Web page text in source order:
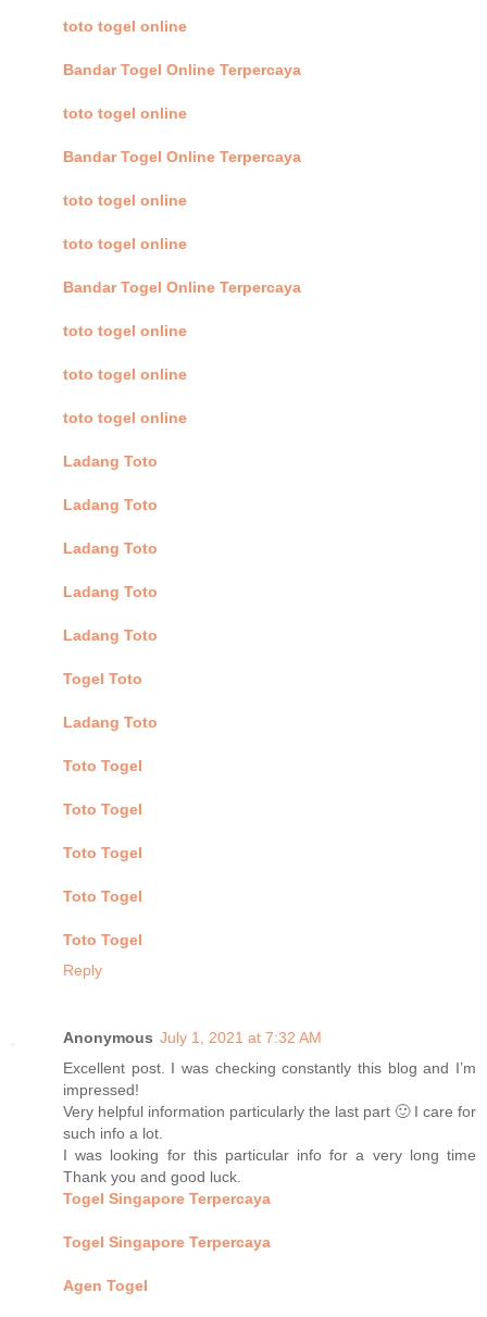
toto togel online
Bandar Togel Online Terpercaya
toto togel online
Bandar Togel Online Terpercaya
toto togel online
toto togel online
Bandar Togel Online Terpercaya
toto togel online
toto togel online
toto togel online
Ladang Toto
Ladang Toto
Ladang Toto
Ladang Toto
Ladang Toto
Togel Toto
Ladang Toto
Toto Togel
Toto Togel
Toto Togel
Toto Togel
Toto Togel
Reply
Anonymous July 1, 2021 at 7:32 AM
Excellent post. I was checking constantly this blog and I’m
impressed!
Very helpful information particularly the last part 🙂 I care for
such info a lot.
I was looking for this particular info for a very long time
Thank you and good luck.
Togel Singapore Terpercaya
Togel Singapore Terpercaya
Agen Togel